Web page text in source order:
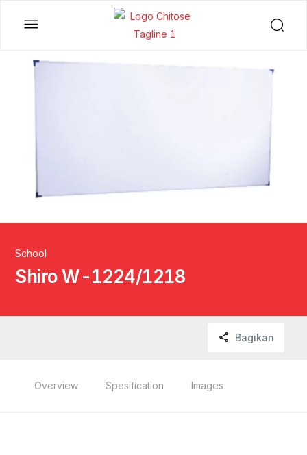
School
Shiro W-1224/1218
Bagikan
Overview Spesification Images